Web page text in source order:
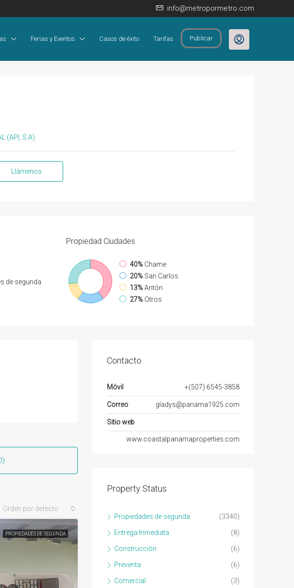
info@metropormetro.com
Ferias y Eventos Casos de éxito Tarifas Publicar
(API, S.A)
Llámenos
de segunda
Propiedad Ciudades
40% Chame
20% San Carlos
13% Antón
27% Otros
Orden por defecto
PROPIEDADES DE SEGUNDA
Contacto
Móvil +(507) 6545-3858
Correo gladys@panama1925.com
Sitio web
www.coastalpanamaproperties.com
Property Status
Propiedades de segunda (3340)
Entrega Inmediata (8)
Construcción (6)
Preventa (6)
Comercial (3)